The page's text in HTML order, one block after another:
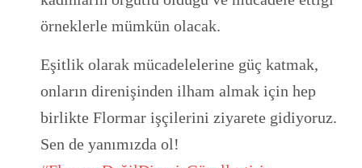
örneklerle mümkün olacak.
Eşitlik olarak mücadelelerine güç katmak,
onların direnişinden ilham almak için hep
birlikte Flormar işçilerini ziyarete gidiyoruz.
Sen de yanımızda ol!